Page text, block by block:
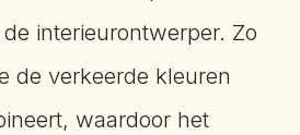
interieurontwerper. Zo
de verkeerde kleuren
waardoor het